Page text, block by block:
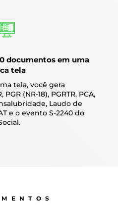
documentos em uma
tela
tela, você gera
(NR-18), PGRTR, PCA,
Laudo de
e o evento S-2240 do